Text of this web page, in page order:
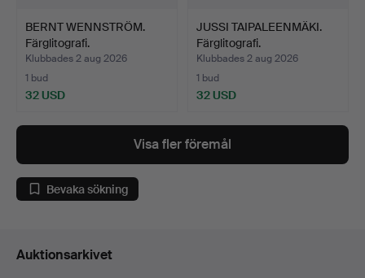
BERNT WENNSTRÖM.
Färglitografi.
Klubbades 2 aug 2026
1 bud
32 USD
JUSSI TAIPALEENMÄKI.
Färglitografi.
Klubbades 2 aug 2026
1 bud
32 USD
Visa fler föremål
Bevaka sökning
Auktionsarkivet